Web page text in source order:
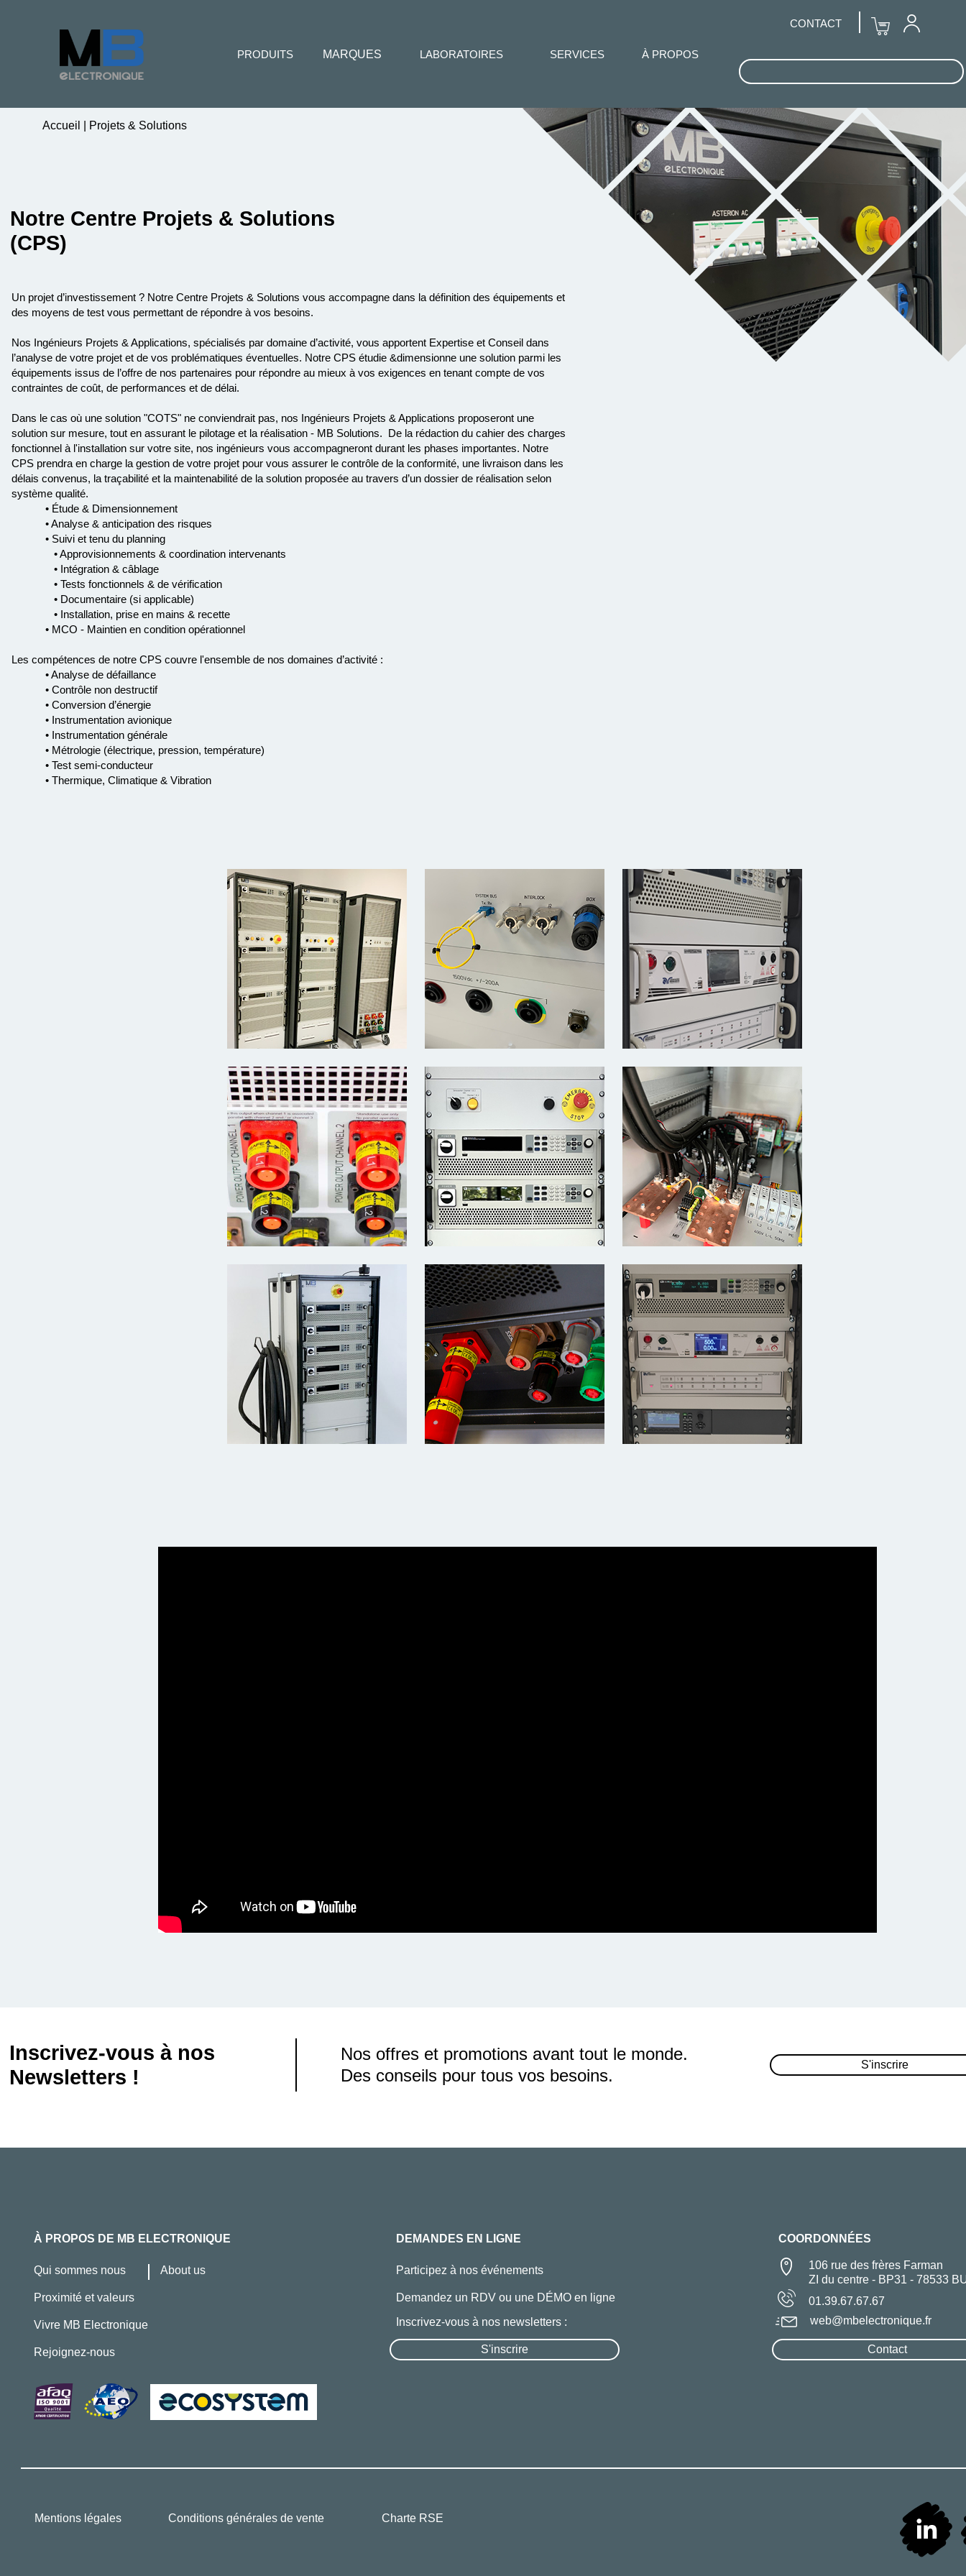
Accueil Projets & Solutions
Notre Centre Projets & Solutions
(CPS)
Un projet d’investissement ? Notre Centre Projets & Solutions vous accompagne dans la définition des équipements et
des moyens de test vous permettant de répondre à vos besoins.
Nos Ingénieurs Projets & Applications, spécialisés par domaine d’activité, vous apportent Expertise et Conseil dans
l’analyse de votre projet et de vos problématiques éventuelles. Notre CPS étudie &dimensionne une solution parmi les
équipements issus de l’offre de nos partenaires pour répondre au mieux à vos exigences en tenant compte de vos
contraintes de coût, de performances et de délai.
Dans le cas où une solution "COTS" ne conviendrait pas, nos Ingénieurs Projets & Applications proposeront une
solution sur mesure, tout en assurant le pilotage et la réalisation - MB Solutions. De la rédaction du cahier des charges
fonctionnel à l'installation sur votre site, nos ingénieurs vous accompagneront durant les phases importantes. Notre
CPS prendra en charge la gestion de votre projet pour vous assurer le contrôle de la conformité, une livraison dans les
délais convenus, la traçabilité et la maintenabilité de la solution proposée au travers d’un dossier de réalisation selon
système qualité.
• Étude & Dimensionnement
• Analyse & anticipation des risques
• Suivi et tenu du planning
• Approvisionnements & coordination intervenants
• Intégration & câblage
• Tests fonctionnels & de vérification
• Documentaire (si applicable)
• Installation, prise en mains & recette
• MCO - Maintien en condition opérationnel
Les compétences de notre CPS couvre l'ensemble de nos domaines d’activité :
• Analyse de défaillance
• Contrôle non destructif
• Conversion d’énergie
• Instrumentation avionique
• Instrumentation générale
• Métrologie (électrique, pression, température)
• Test semi-conducteur
• Thermique, Climatique & Vibration
Inscrivez-vous à nos
Newsletters !
Nos offres et promotions avant tout le monde.
Des conseils pour tous vos besoins.
S'inscrire
À PROPOS DE MB ELECTRONIQUE DEMANDES EN LIGNE COORDONNÉES
Qui sommes nous About us Participez à nos événements
106 rue des frères Farman
ZI du centre - BP31 - 78533
Proximité et valeurs
Demandez un RDV ou une DÉMO en ligne
01.39.67.67.67
Vivre MB Electronique
Inscrivez-vous à nos newsletters :
Rejoignez-nous
Mentions légales Conditions générales de vente Charte RSE
Contact
web@mbelectronique.fr
S'inscrire
CONTACT
PRODUITS MARQUES LABORATOIRES SERVICES À PROPOS